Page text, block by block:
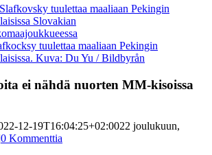
tuulettaa maaliaan Pekingin
Kuva: Du Yu / Bildbyrån
ei nähdä nuorten MM-kisoissa
12-19T16:04:25+02:0022 joulukuun,
0 Kommenttia